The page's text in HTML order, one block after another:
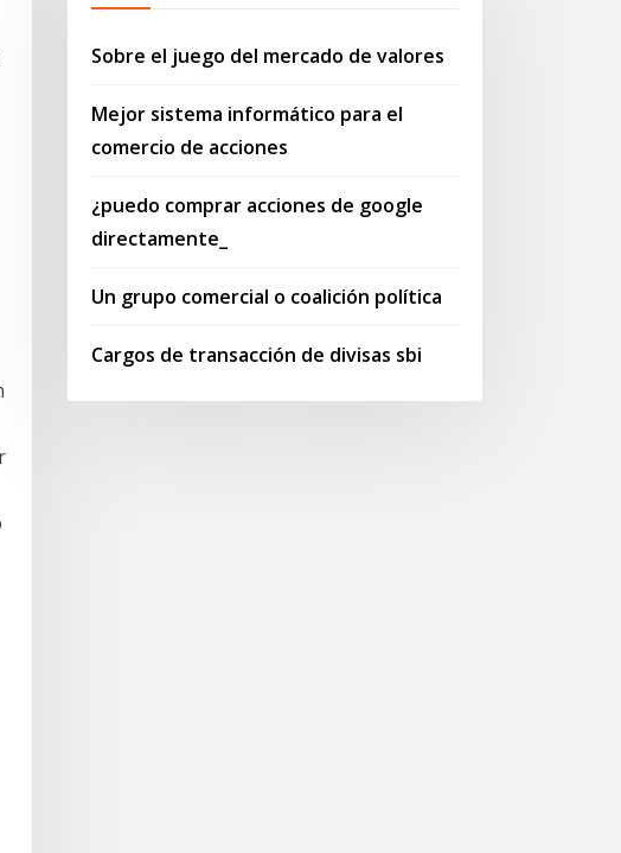
Sobre el juego del mercado de valores
Mejor sistema informático para el
comercio de acciones
¿puedo comprar acciones de google
directamente_
Un grupo comercial o coalición política
Cargos de transacción de divisas sbi